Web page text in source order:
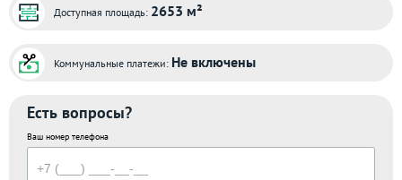
Доступная площадь: 2653 м²
Коммунальные платежи: Не включены
Есть вопросы?
Ваш номер телефона